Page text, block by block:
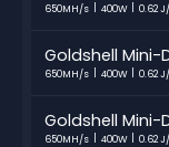
650MH/s 400W 0.62
Goldshell Mini-
650MH/s 400W 0.62
Goldshell Mini-
650MH/s 400W 0.62